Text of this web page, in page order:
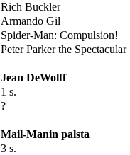
Rich Buckler
Armando Gil
Spider-Man: Compulsion!
Peter Parker the
Jean DeWolff
1 s.
?
Mail-Manin palsta
3 s.